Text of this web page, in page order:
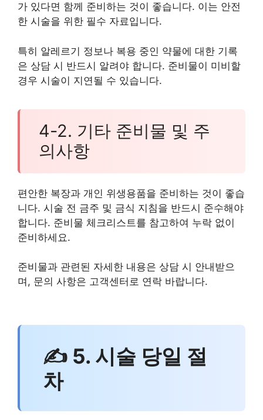
가 있다면 함께 준비하는 것이 좋습니다. 이는 안전
한 시술을 위한 필수 자료입니다.
특히 알레르기 정보나 복용 중인 약물에 대한 기록
은 상담 시 반드시 알려야 합니다. 준비물이 미비할
경우 시술이 지연될 수 있습니다.
4-2. 기타 준비물 및 주
의사항
편안한 복장과 개인 위생용품을 준비하는 것이 좋습
니다. 시술 전 금주 및 금식 지침을 반드시 준수해야
합니다. 준비물 체크리스트를 참고하여 누락 없이
준비하세요.
준비물과 관련된 자세한 내용은 상담 시 안내받으
며, 문의 사항은 고객센터로 연락 바랍니다.
✍ 5. 시술 당일 절
차